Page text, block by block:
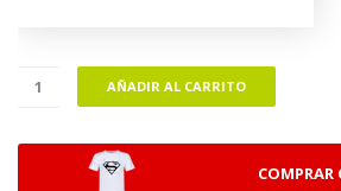
AÑADIR AL CARRITO
COMPRAR